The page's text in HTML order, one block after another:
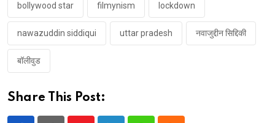
bollywood star filmynism lockdown
nawazuddin siddiqui uttar pradesh नवाजुद्दीन सिद्दिकी
बॉलीवुड
Share This Post: